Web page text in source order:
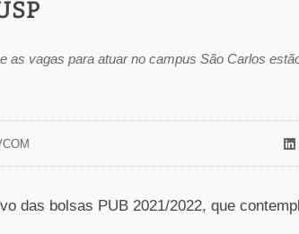
as vagas para atuar no campus São Carlos
das bolsas PUB 2021/2022, que